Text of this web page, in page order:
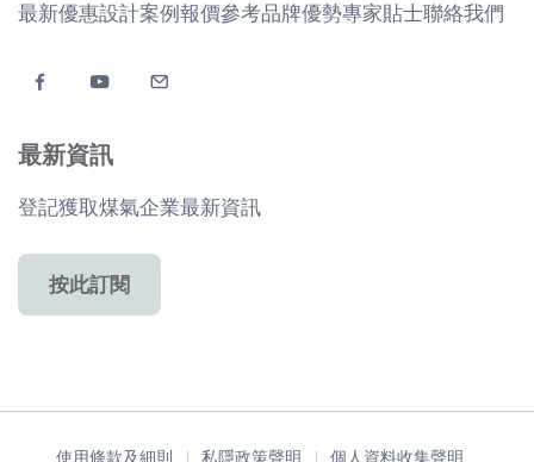
最新優惠設計案例 報價參考品牌優勢專家貼士聯絡我們
最新資訊
登記獲取煤氣企業最新資訊
按此訂閱
使用條款及細則 私隱政策聲明 個人資料收集聲明